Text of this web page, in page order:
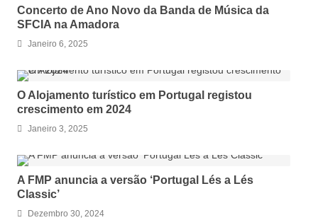
Concerto de Ano Novo da Banda de Música da
SFCIA na Amadora
Janeiro 6, 2025
O Alojamento turístico em Portugal registou
crescimento em 2024
Janeiro 3, 2025
A FMP anuncia a versão ‘Portugal Lés a Lés
Classic’
Dezembro 30, 2024